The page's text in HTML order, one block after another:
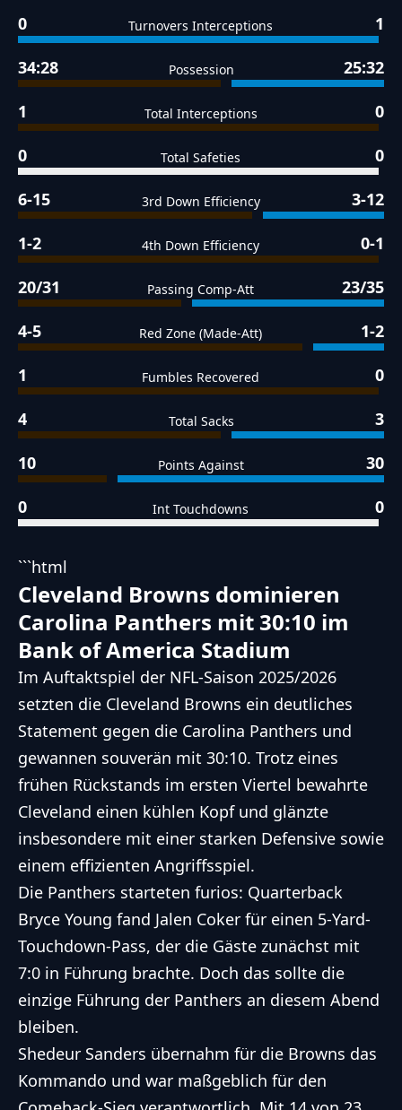
0 Turnovers Interceptions 1
34:28 Possession 25:32
1 Total Interceptions 0
0 Total Safeties 0
6-15 3rd Down Efficiency 3-12
1-2 4th Down Efficiency 0-1
20/31 Passing Comp-Att 23/35
4-5 Red Zone (Made-Att) 1-2
1 Fumbles Recovered 0
4 Total Sacks 3
10 Points Against 30
0 Int Touchdowns 0
```html
Cleveland Browns dominieren
Carolina Panthers mit 30:10 im
Bank of America Stadium
Im Auftaktspiel der NFL-Saison 2025/2026
setzten die Cleveland Browns ein deutliches
Statement gegen die Carolina Panthers und
gewannen souverän mit 30:10. Trotz eines
frühen Rückstands im ersten Viertel bewahrte
Cleveland einen kühlen Kopf und glänzte
insbesondere mit einer starken Defensive sowie
einem effizienten Angriffsspiel.
Die Panthers starteten furios: Quarterback
Bryce Young fand Jalen Coker für einen 5-Yard-
Touchdown-Pass, der die Gäste zunächst mit
7:0 in Führung brachte. Doch das sollte die
einzige Führung der Panthers an diesem Abend
bleiben.
Shedeur Sanders übernahm für die Browns das
Kommando und war maßgeblich für den